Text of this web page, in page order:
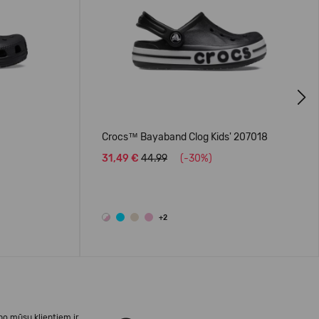
Crocs™ Bayaband Clog Kids' 207018
31,49 € 44.99 (-30%)
+2